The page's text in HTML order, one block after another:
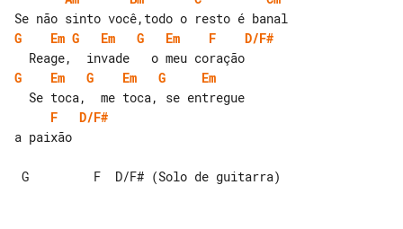
G
Em G Em G Em F
D/F#
G
Em G Em G
Em
F
D/F#
a paixão